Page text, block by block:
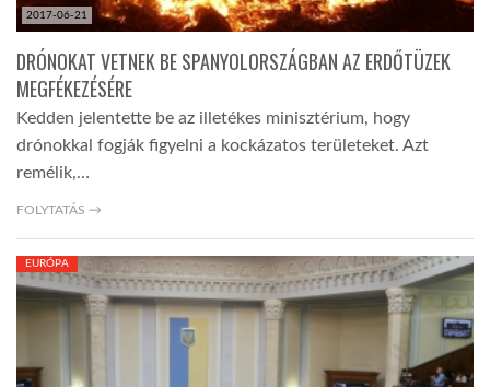
2017-06-21
DRÓNOKAT VETNEK BE SPANYOLORSZÁGBAN AZ ERDŐTÜZEK
MEGFÉKEZÉSÉRE
Kedden jelentette be az illetékes minisztérium, hogy
drónokkal fogják figyelni a kockázatos területeket. Azt
remélik,…
FOLYTATÁS →
EURÓPA